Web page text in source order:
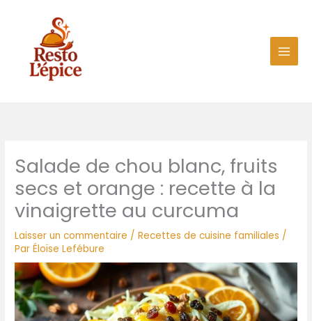
Salade de chou blanc, fruits
secs et orange : recette à la
vinaigrette au curcuma
Laisser un commentaire /Recettes de cuisine familiales /
ParÉloïse Lefébure